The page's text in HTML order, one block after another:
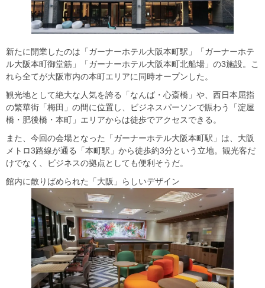
新たに開業したのは「ガーナーホテル大阪本町駅」「ガーナーホテ
ル大阪本町御堂筋」「ガーナーホテル大阪本町北船場」の3施設。こ
れら全てが大阪市内の本町エリアに同時オープンした。
観光地として絶大な人気を誇る「なんば・心斎橋」や、西日本屈指
の繁華街「梅田」の間に位置し、ビジネスパーソンで賑わう「淀屋
橋・肥後橋・本町」エリアからは徒歩でアクセスできる。
また、今回の会場となった「ガーナーホテル大阪本町駅」は、大阪
メトロ3路線が通る「本町駅」から徒歩約3分という立地。観光客だ
けでなく、ビジネスの拠点としても便利そうだ。
館内に散りばめられた「大阪」らしいデザイン